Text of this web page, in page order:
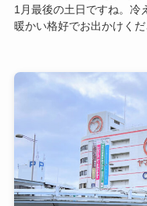
1月最後の土日ですね。冷
暖かい格好でお出かけくだ